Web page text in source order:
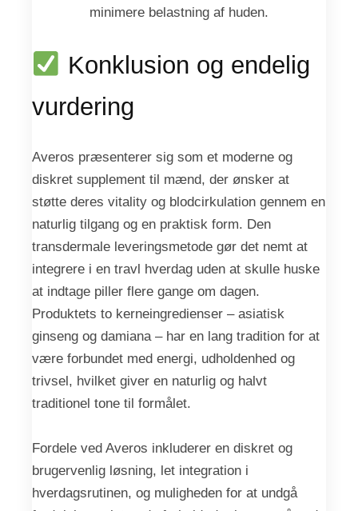
minimere belastning af huden.
Konklusion og endelig
vurdering
Averos præsenterer sig som et moderne og
diskret supplement til mænd, der ønsker at
støtte deres vitality og blodcirkulation gennem en
naturlig tilgang og en praktisk form. Den
transdermale leveringsmetode gør det nemt at
integrere i en travl hverdag uden at skulle huske
at indtage piller flere gange om dagen.
Produktets to kerneingredienser – asiatisk
ginseng og damiana – har en lang tradition for at
være forbundet med energi, udholdenhed og
trivsel, hvilket giver en naturlig og halvt
traditionel tone til formålet.
Fordele ved Averos inkluderer en diskret og
brugervenlig løsning, let integration i
hverdagsrutinen, og muligheden for at undgå